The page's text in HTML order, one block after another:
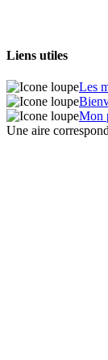
Liens utiles
Les
Mon
Une aire